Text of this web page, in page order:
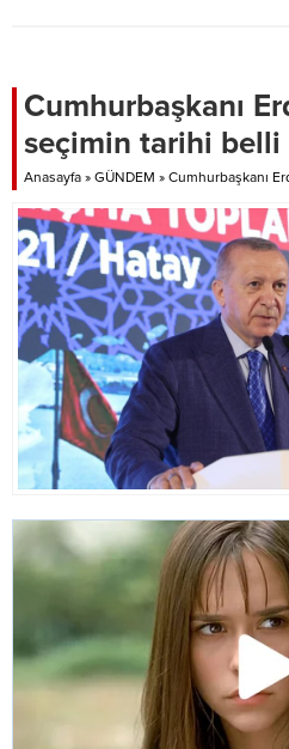
Cumhurbaşkanı
seçimin tarihi belli
Anasayfa » GÜNDEM » Cumhurbaşkanı